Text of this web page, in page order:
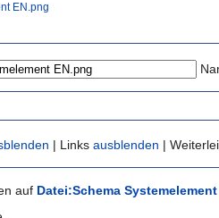
EN.png
| Links ausblenden |
auf Datei:Schema